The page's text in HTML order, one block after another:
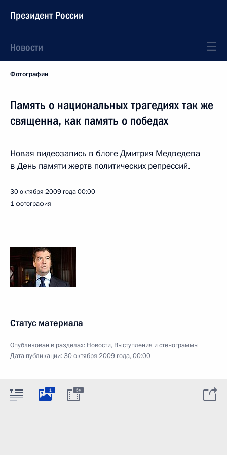
Президент России
Новости
Фотографии
Память о национальных трагедиях так же
священна, как память о победах
Новая видеозапись в блоге Дмитрия Медведева
в День памяти жертв политических репрессий.
30 октября 2009 года00:00
1 фотография
Статус материала
Опубликован в разделах: Новости, Выступления и стенограммы
Дата публикации:30 октября 2009 года, 00:00
1 5м